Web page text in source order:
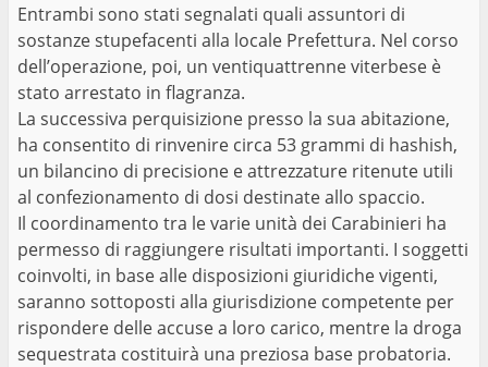
Entrambi sono stati segnalati quali assuntori di
sostanze stupefacenti alla locale Prefettura. Nel corso
dell’operazione, poi, un ventiquattrenne viterbese è
stato arrestato in flagranza.
La successiva perquisizione presso la sua abitazione,
ha consentito di rinvenire circa 53 grammi di hashish,
un bilancino di precisione e attrezzature ritenute utili
al confezionamento di dosi destinate allo spaccio.
Il coordinamento tra le varie unità dei Carabinieri ha
permesso di raggiungere risultati importanti. I soggetti
coinvolti, in base alle disposizioni giuridiche vigenti,
saranno sottoposti alla giurisdizione competente per
rispondere delle accuse a loro carico, mentre la droga
sequestrata costituirà una preziosa base probatoria.